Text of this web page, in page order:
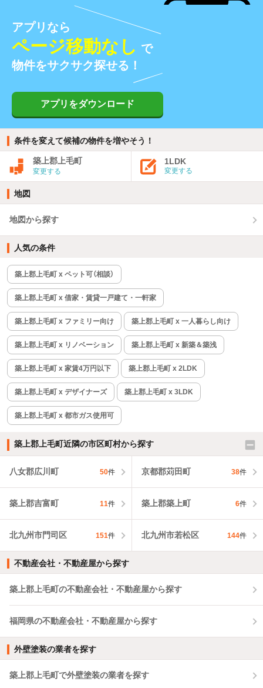
アプリなら
ページ移動なし で
物件をサクサク探せる！
アプリをダウンロード
条件を変えて候補の物件を増やそう！
築上郡上毛町
変更する
1LDK
変更する
地図
地図から探す
人気の条件
築上郡上毛町 x ペット可（相談）
築上郡上毛町 x 借家・賃貸一戸建て・一軒家
築上郡上毛町 x ファミリー向け 築上郡上毛町 x 一人暮らし向け
築上郡上毛町 x リノベーション 築上郡上毛町 x 新築＆築浅
築上郡上毛町 x 家賃4万円以下 築上郡上毛町 x 2LDK
築上郡上毛町 x デザイナーズ 築上郡上毛町 x 3LDK
築上郡上毛町 x 都市ガス使用可
築上郡上毛町近隣の市区町村から探す
八女郡広川町 50件 京都郡苅田町 38件
築上郡吉富町 11件 築上郡築上町 6件
北九州市門司区 151件 北九州市若松区 144件
不動産会社・不動産屋から探す
築上郡上毛町の不動産会社・不動産屋から探す
福岡県の不動産会社・不動産屋から探す
外壁塗装の業者を探す
築上郡上毛町で外壁塗装の業者を探す